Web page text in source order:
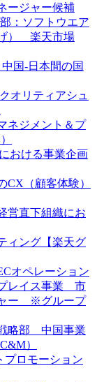
ージャー候補
：ソフトウエア
） 楽天市場
国-日本間の国
オリティアシュ
ネジメント＆プ
おける事業企画
CX（顧客体験）
営直下組織にお
ィング【楽天グ
オペレーション
プレイス事業 市
ャー ※グループ
略部 中国事業
）
プロモーション